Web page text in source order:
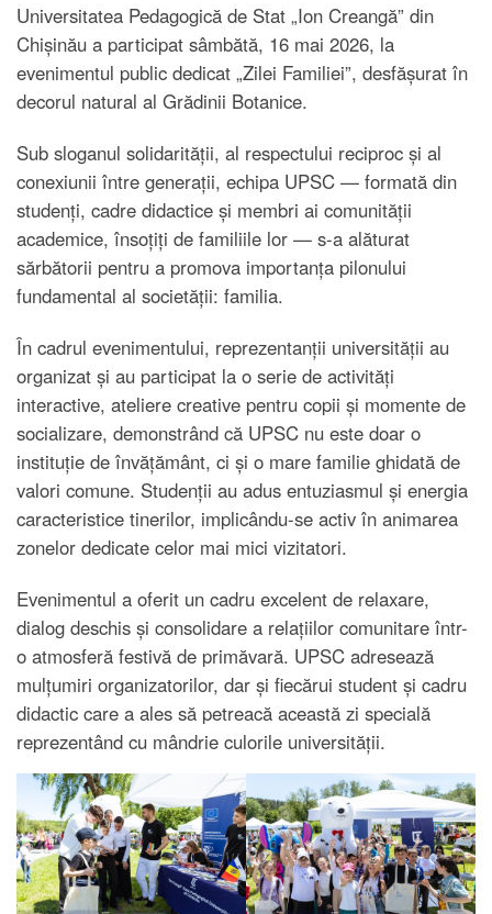
Universitatea Pedagogică de Stat „Ion Creangă” din
Chișinău a participat sâmbătă, 16 mai 2026, la
evenimentul public dedicat „Zilei Familiei”, desfășurat în
decorul natural al Grădinii Botanice.
Sub sloganul solidarității, al respectului reciproc și al
conexiunii între generații, echipa UPSC — formată din
studenți, cadre didactice și membri ai comunității
academice, însoțiți de familiile lor — s-a alăturat
sărbătorii pentru a promova importanța pilonului
fundamental al societății: familia.
În cadrul evenimentului, reprezentanții universității au
organizat și au participat la o serie de activități
interactive, ateliere creative pentru copii și momente de
socializare, demonstrând că UPSC nu este doar o
instituție de învățământ, ci și o mare familie ghidată de
valori comune. Studenții au adus entuziasmul și energia
caracteristice tinerilor, implicându-se activ în animarea
zonelor dedicate celor mai mici vizitatori.
Evenimentul a oferit un cadru excelent de relaxare,
dialog deschis și consolidare a relațiilor comunitare într-
o atmosferă festivă de primăvară. UPSC adresează
mulțumiri organizatorilor, dar și fiecărui student și cadru
didactic care a ales să petreacă această zi specială
reprezentând cu mândrie culorile universității.